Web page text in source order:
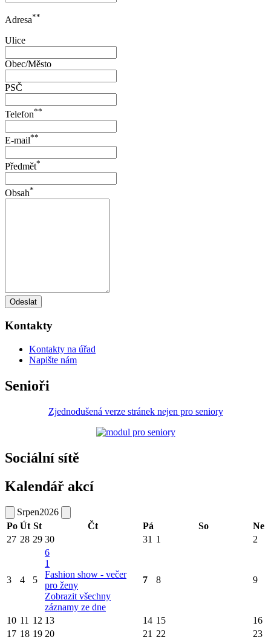
Adresa**
Ulice
Obec/Město
PSČ
Telefon**
E-mail**
Předmět*
Obsah*
Odeslat
Kontakty
Kontakty na úřad
Napište nám
Senioři
Zjednodušená verze stránek nejen pro seniory
Sociální sítě
Kalendář akcí
Srpen2026
Po Út St Čt Pá So
Ne
27 28 29 30 31 1 2
3 4 5
6
1
Fashion show - večer
pro ženy
Zobrazit všechny
záznamy ze dne
7 8 9
10 11 12 13 14 15
16
17 18 19 20 21 22 23